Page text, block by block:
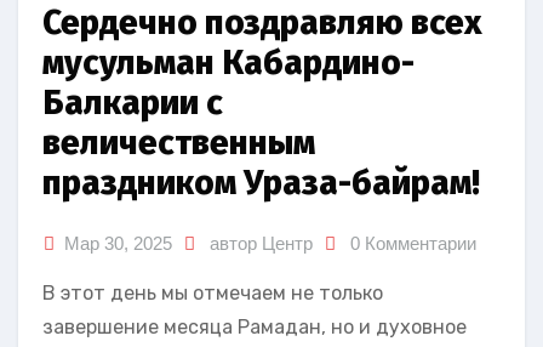
Сердечно поздравляю всех
мусульман Кабардино-
Балкарии с
величественным
праздником Ураза-байрам!
Мар 30, 2025 автор Центр 0 Комментарии
В этот день мы отмечаем не только
завершение месяца Рамадан, но и духовное